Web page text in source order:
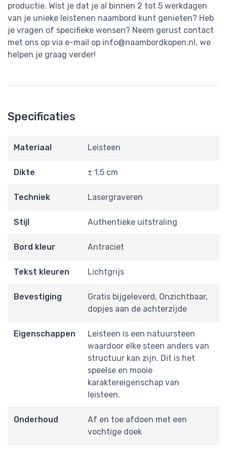
productie. Wist je dat je al binnen 2 tot 5 werkdagen
van je unieke leistenen naambord kunt genieten? Heb
je vragen of specifieke wensen? Neem gerust contact
met ons op via e-mail op info@naambordkopen.nl, we
helpen je graag verder!
Specificaties
Materiaal Leisteen
Dikte ± 1,5 cm
Techniek Lasergraveren
Stijl Authentieke uitstraling
Bord kleur Antraciet
Tekst kleuren Lichtgrijs
Bevestiging
Gratis bijgeleverd, Onzichtbaar,
dopjes aan de achterzijde
Eigenschappen
Leisteen is een natuursteen
waardoor elke steen anders van
structuur kan zijn. Dit is het
speelse en mooie
karaktereigenschap van
leisteen.
Onderhoud
Af en toe afdoen met een
vochtige doek